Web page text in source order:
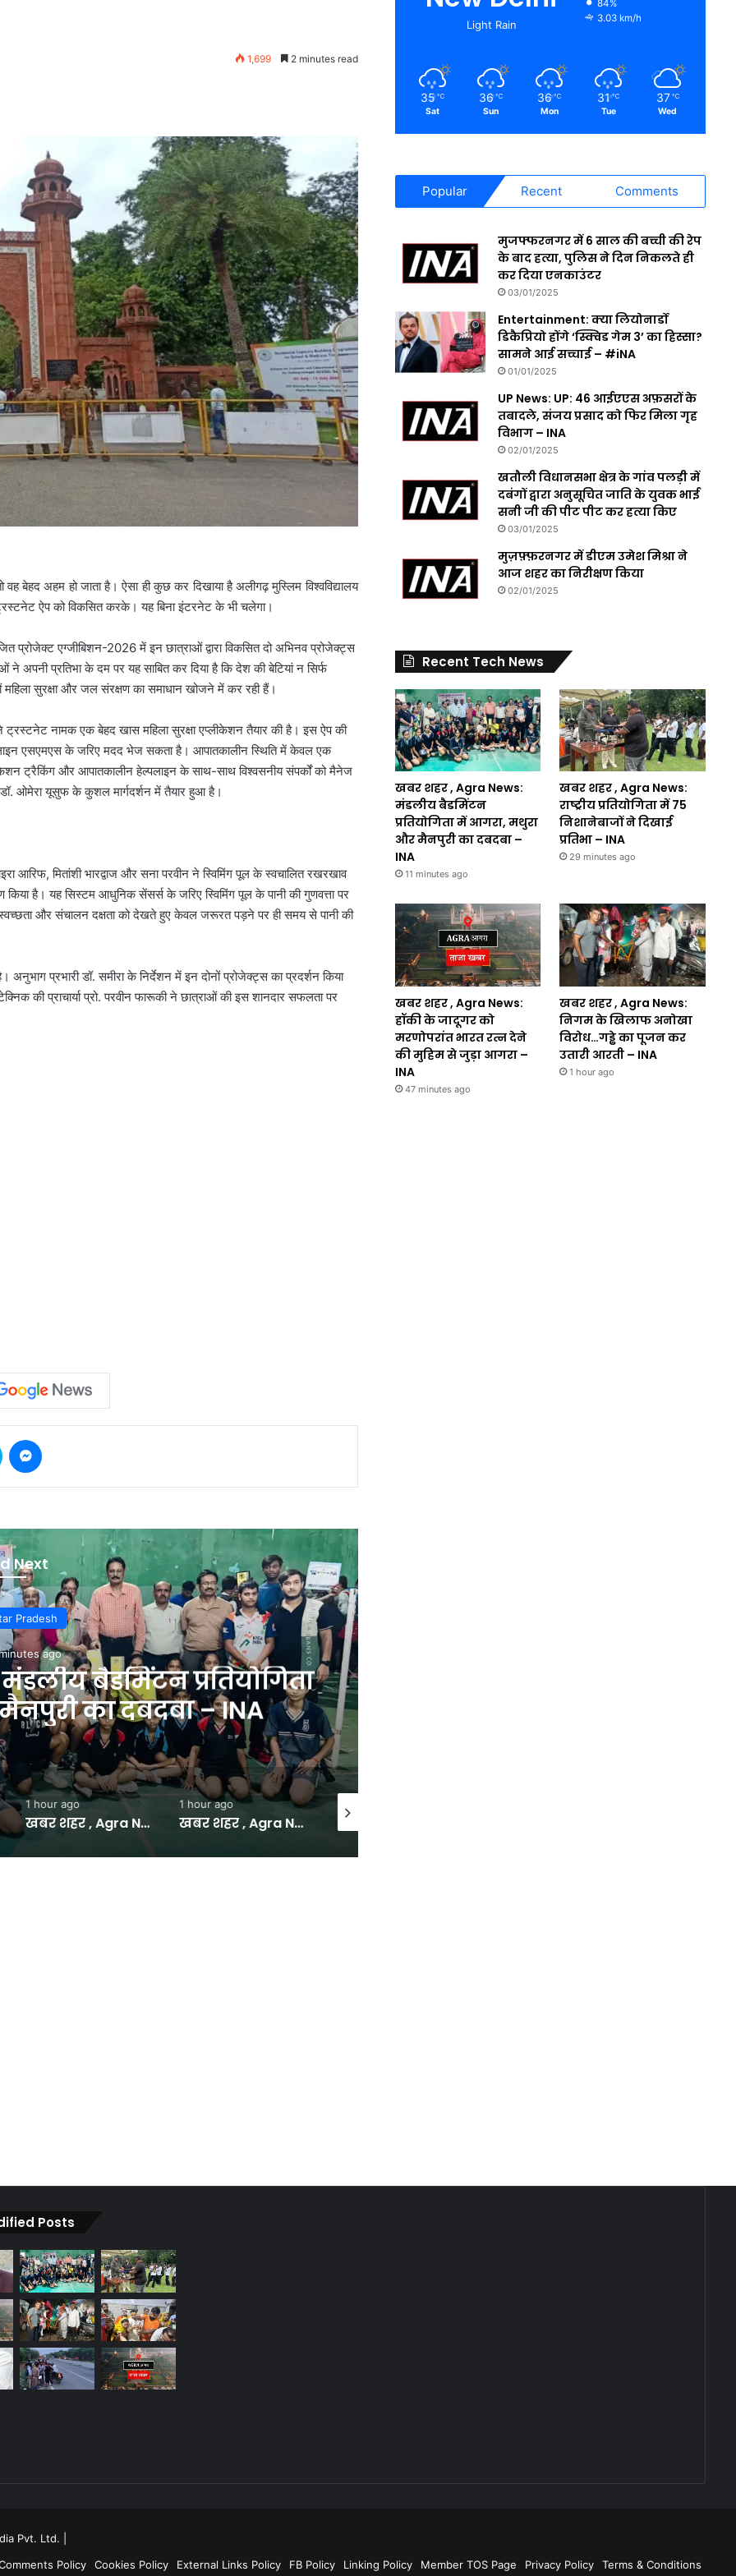
1,699 2 minutes read
बेहद अहम हो जाता है। ऐसा ही कुछ कर दिखाया है अलीगढ़ मुस्लिम विश्वविद्यालय
ट्रस्टनेट ऐप को विकसित करके। यह बिना इंटरनेट के भी चलेगा।
प्रोजेक्ट एग्जीबिशन-2026 में इन छात्राओं द्वारा विकसित दो अभिनव प्रोजेक्ट्स
ने अपनी प्रतिभा के दम पर यह साबित कर दिया है कि देश की बेटियां न सिर्फ
सुरक्षा और जल संरक्षण का समाधान खोजने में कर रही हैं।
नामक एक बेहद खास महिला सुरक्षा एप्लीकेशन तैयार की है। इस ऐप की
एसएमएस के जरिए मदद भेज सकता है। आपातकालीन स्थिति में केवल एक
ट्रैकिंग और आपातकालीन हेल्पलाइन के साथ-साथ विश्वसनीय संपर्कों को मैनेज
ओमेरा यूसुफ के कुशल मार्गदर्शन में तैयार हुआ है।
मितांशी भारद्वाज और सना परवीन ने स्विमिंग पूल के स्वचालित रखरखाव
किया है। यह सिस्टम आधुनिक सेंसर्स के जरिए स्विमिंग पूल के पानी की गुणवत्ता पर
और संचालन दक्षता को देखते हुए केवल जरूरत पड़ने पर ही समय से पानी की
प्रभारी डॉ. समीरा के निर्देशन में इन दोनों प्रोजेक्ट्स का प्रदर्शन किया
की प्राचार्या प्रो. परवीन फारूकी ने छात्राओं की इस शानदार सफलता पर
Next
Pradesh
ago
बैडमिंटन प्रतियोगिता
का दबदबा – INA
1 hour ago
खबर शहर , Agra News: हॉकी के जादूगर को मरणोपरांत भारत रत्न देने की मुहिम से जुड़ा आगरा – INA
1 hour ago
खबर शहर , Agra News: निगम के खिलाफ अनोखा विरोध…गड्ढे का पूजन कर उतारी आरती – INA
Light Rain
84%
3.03 km/h
35 ℃
Sat
36 ℃
Sun
36 ℃
Mon
31 ℃
Tue
37 ℃
Wed
Popular Recent Comments
मुजफ्फरनगर में 6 साल की बच्ची की रेप
के बाद हत्या, पुलिस ने दिन निकलते ही
कर दिया एनकाउंटर
03/01/2025
Entertainment: क्या लियोनार्डो
डिकैप्रियो होंगे ‘स्क्विड गेम 3’ का हिस्सा?
सामने आई सच्चाई – #iNA
01/01/2025
UP News: UP: 46 आईएएस अफ़सरों के
तबादले, संजय प्रसाद को फिर मिला गृह
विभाग – INA
02/01/2025
खतौली विधानसभा क्षेत्र के गांव पलड़ी में
दबंगों द्वारा अनुसूचित जाति के युवक भाई
सनी जी की पीट पीट कर हत्या किए
03/01/2025
मुज़फ़्फ़रनगर में डीएम उमेश मिश्रा ने
आज शहर का निरीक्षण किया
02/01/2025
Recent Tech News
खबर शहर , Agra News:
मंडलीय बैडमिंटन
प्रतियोगिता में आगरा, मथुरा
और मैनपुरी का दबदबा –
INA
11 minutes ago
खबर शहर , Agra News:
राष्ट्रीय प्रतियोगिता में 75
निशानेबाजों ने दिखाई
प्रतिभा – INA
29 minutes ago
खबर शहर , Agra News:
हॉकी के जादूगर को
मरणोपरांत भारत रत्न देने
की मुहिम से जुड़ा आगरा –
INA
47 minutes ago
खबर शहर , Agra News:
निगम के खिलाफ अनोखा
विरोध…गड्ढे का पूजन कर
उतारी आरती – INA
1 hour ago
Posts
Pvt. Ltd.
Policy Cookies Policy External Links Policy FB Policy Linking Policy Member TOS Page Privacy Policy Terms & Conditions